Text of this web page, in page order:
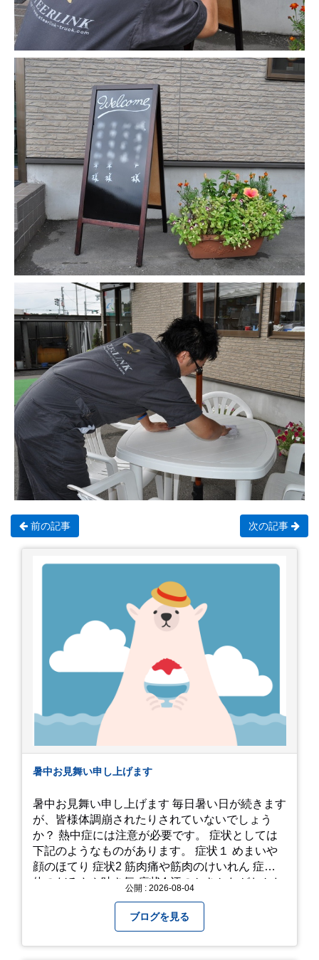
前の記事 次の記事
暑中お見舞い申し上げます
暑中お見舞い申し上げます 毎日暑い日が続きます
が、皆様体調崩されたりされていないでしょう
か？ 熱中症には注意が必要です。 症状としては
下記のようなものがあります。 症状１ めまいや
顔のほてり 症状2 筋肉痛や筋肉のけいれん 症状3
体のだるさや吐き気 症状4 汗のかきかたがおかし
に反応しない、まっすぐ歩けない 症状7 水分補給
に医療機関へ相談、または救急車を呼びましょう
公開 : 2026-08-04
ブログを見る